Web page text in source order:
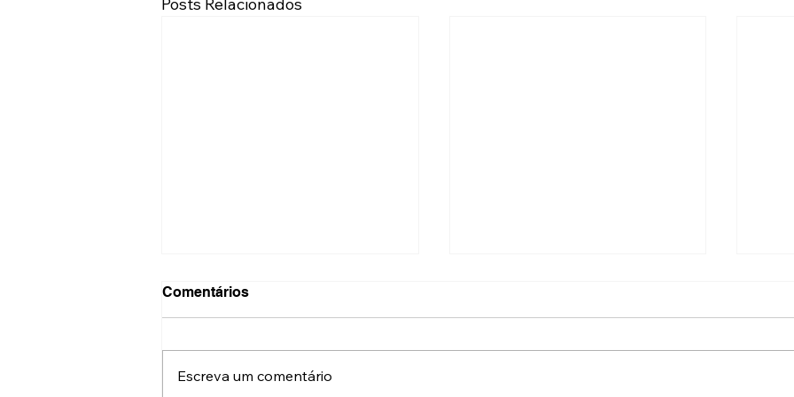
Posts Relacionados
Comentários
Escreva um comentário